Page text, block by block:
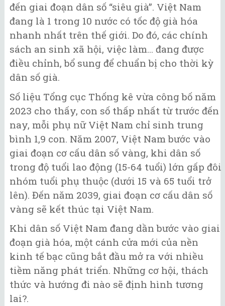
đến giai đoạn dân số “siêu già”. Việt Nam
đang là 1 trong 10 nước có tốc độ già hóa
nhanh nhất trên thế giới. Do đó, các chính
sách an sinh xã hội, việc làm... đang được
điều chỉnh, bổ sung để chuẩn bị cho thời kỳ
dân số già.
Số liệu Tổng cục Thống kê vừa công bố năm
2023 cho thấy, con số thấp nhất từ trước đến
nay, mỗi phụ nữ Việt Nam chỉ sinh trung
bình 1,9 con. Năm 2007, Việt Nam bước vào
giai đoạn cơ cấu dân số vàng, khi dân số
trong độ tuổi lao động (15-64 tuổi) lớn gấp đôi
nhóm tuổi phụ thuộc (dưới 15 và 65 tuổi trở
lên). Đến năm 2039, giai đoạn cơ cấu dân số
vàng sẽ kết thúc tại Việt Nam.
Khi dân số Việt Nam đang dần bước vào giai
đoạn già hóa, một cánh cửa mới của nền
kinh tế bạc cũng bắt đầu mở ra với nhiều
tiềm năng phát triển. Những cơ hội, thách
thức và hướng đi nào sẽ định hình tương
lai?.